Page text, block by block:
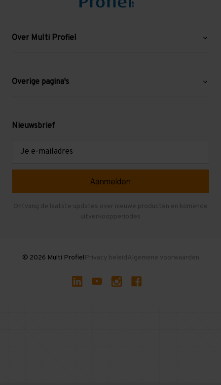
Over Multi Profiel
Blog
Levering en afhalen
Overige pagina's
Mezzanine
Gebruikte entresolvloeren
Nieuwsbrief
Ontvang de laatste updates over nieuwe producten en komende
uitverkoopperiodes
© 2026 Multi ProfielPrivacy beleidAlgemene voorwaarden